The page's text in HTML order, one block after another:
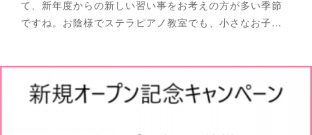
て、新年度からの新しい習い事をお考えの方が多い季節
ですね。お陰様でステラピアノ教室でも、小さなお子…